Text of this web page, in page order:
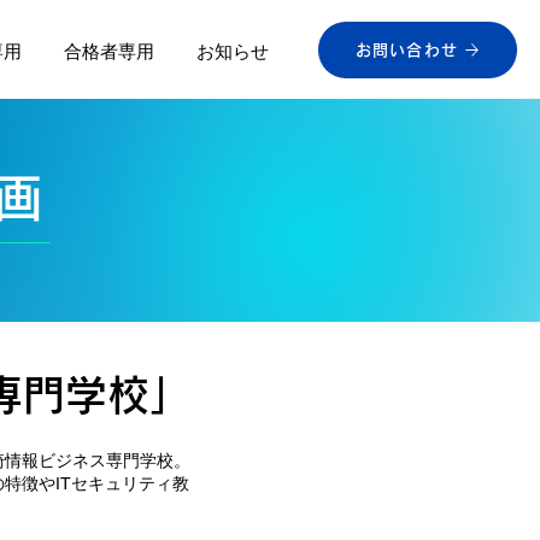
合格者専用 お知らせ お問い合わせ
学校」
報ビジネス専門学校。
徴やITセキュリティ教